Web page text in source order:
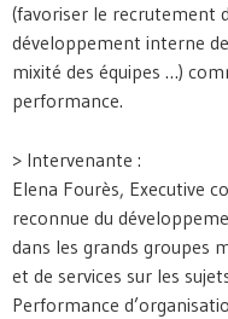
(favoriser le recrutement
développement interne
mixité des équipes …)
performance.
> Intervenante :
Elena Fourès, Executive
reconnue du
dans les grands groupes
et de services sur les
Performance